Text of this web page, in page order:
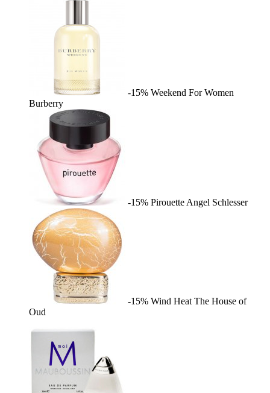
-15% Weekend For Women
Burberry
-15% Pirouette Angel Schlesser
-15% Wind Heat The House of
Oud